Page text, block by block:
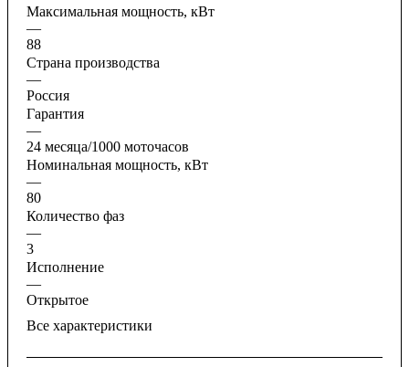
Максимальная мощность, кВт
—
88
Страна производства
—
Россия
Гарантия
—
24 месяца/1000 моточасов
Номинальная мощность, кВт
—
80
Количество фаз
—
3
Исполнение
—
Открытое
Все характеристики